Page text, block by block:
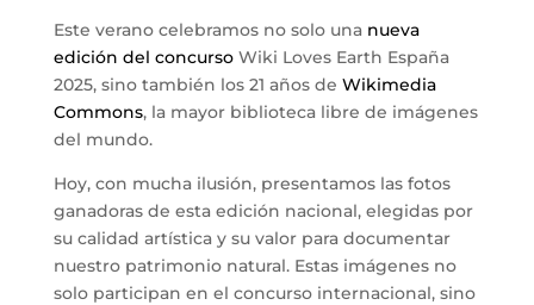
Este verano celebramos no solo una nueva
edición del concursoWiki Loves Earth España
2025, sino también los 21 años de Wikimedia
Commons, la mayor biblioteca libre de imágenes
del mundo.
Hoy, con mucha ilusión, presentamos las fotos
ganadoras de esta edición nacional, elegidas por
su calidad artística y su valor para documentar
nuestro patrimonio natural. Estas imágenes no
solo participan en el concurso internacional, sino